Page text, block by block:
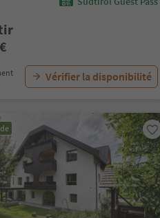
Vérifier la disponibilité